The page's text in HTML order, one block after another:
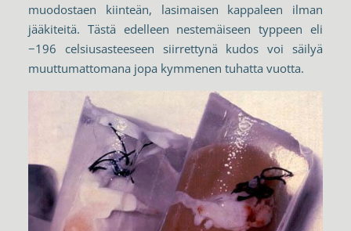
muodostaen kiinteän, lasimaisen kappaleen ilman
jääkiteitä. Tästä edelleen nestemäiseen typpeen eli
−196 celsiusasteeseen siirrettynä kudos voi säilyä
muuttumattomana jopa kymmenen tuhatta vuotta.